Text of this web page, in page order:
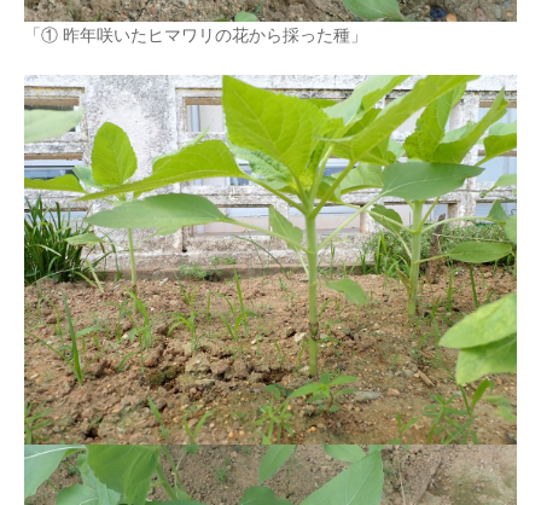
「① 昨年咲いたヒマワリの花から採った種」